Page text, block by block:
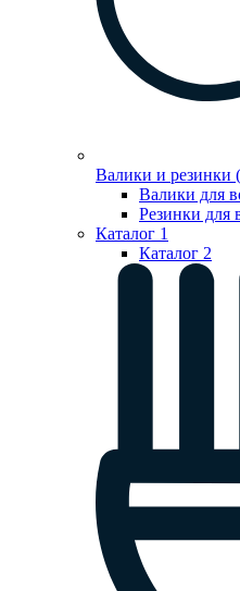
Валики и резинки
Валики для
Резинки для
Каталог 1
Каталог 2